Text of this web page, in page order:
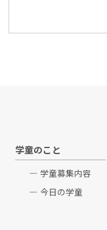
学童のこと
学童募集内容
今日の学童